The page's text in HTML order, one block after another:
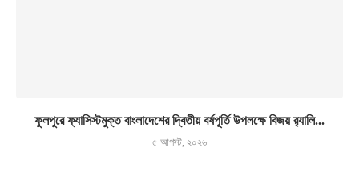
ফুলপুরে ফ্যাসিস্টমুক্ত বাংলাদেশের দ্বিতীয় বর্ষপূর্তি উপলক্ষে বিজয় র‍্যালি...
৫ আগস্ট, ২০২৬